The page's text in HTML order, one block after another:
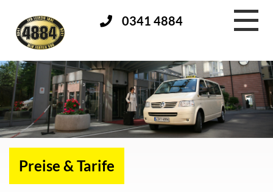
0341 4884
Preise & Tarife